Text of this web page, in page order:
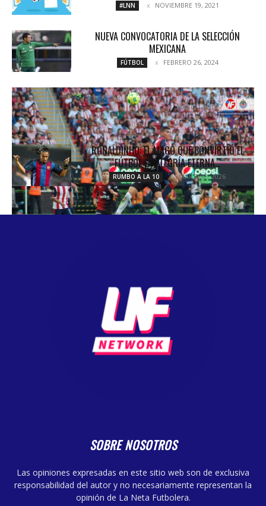
#LNN NOVIEMBRE 19, 2021
NUEVA CONVOCATORIA DE LA SELECCIÓN
MEXICANA
FÚTBOL FEBRERO 26, 2024
CHIVAS POR LOS CIELOS
COLUMNETAS MAYO 14, 2017
RONALDINHO: EL MAGO QUE CONVIRTIÓ EL
FÚTBOL EN ALEGRÍA ETERNA…
RUMBO A LA 10 MARZO 2, 2026
SOBRE NOSOTROS
Las opiniones expresadas en este sitio web son de exclusiva
responsabilidad del autor y no necesariamente representan la
opinión de La Neta Futbolera.